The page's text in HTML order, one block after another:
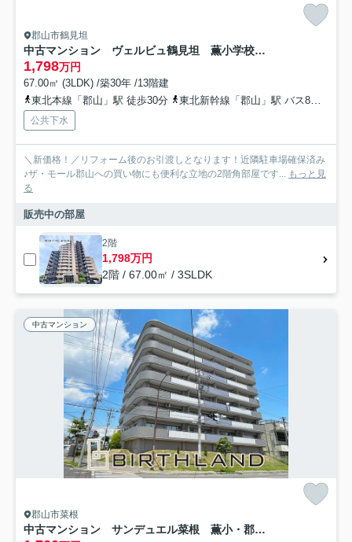
郡山市鶴見坦
中古マンション ヴェルビュ鶴見坦 薫小学校・第一中学校
1,798万円
67.00㎡ (3LDK) /築30年 /13階建
東北本線「郡山」駅 徒歩30分
東北新幹線「郡山」駅 バス8分 「夕陽ヶ丘」 停歩3分
公共下水
＼新価格！／リフォーム後のお引渡しとなります！近隣駐車場確保済み
♪ザ・モール郡山への買い物にも便利な立地の2階角部屋です... もっと見
る
販売中の部屋
2階
1,798万円
2階 / 67.00㎡ / 3SLDK
中古マンション
郡山市菜根
中古マンション サンデュエル菜根 薫小・郡山第一中